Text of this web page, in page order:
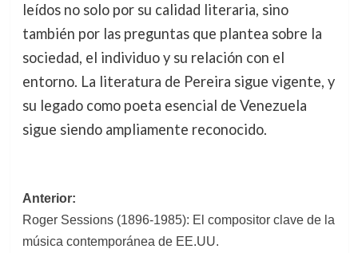
leídos no solo por su calidad literaria, sino
también por las preguntas que plantea sobre la
sociedad, el individuo y su relación con el
entorno. La literatura de Pereira sigue vigente, y
su legado como poeta esencial de Venezuela
sigue siendo ampliamente reconocido.
Navegación
de
Anterior:
Roger Sessions (1896-1985): El compositor clave de la
música contemporánea de EE.UU.